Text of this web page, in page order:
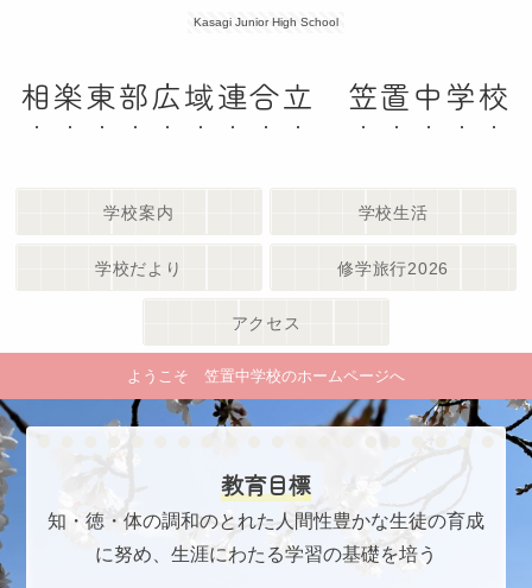
Kasagi Junior High School
相楽東部広域連合立 笠置中学校
学校案内 学校生活
学校だより 修学旅行2026
アクセス
ようこそ 笠置中学校のホームページへ
教育目標
知・徳・体の調和のとれた人間性豊かな生徒の育成
に努め、生涯にわたる学習の基礎を培う